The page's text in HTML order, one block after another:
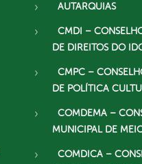
AUTARQUIAS
CMDI –
DE DIREITOS DO
CMPC –
DE POLÍTICA
COMDEMA –
MUNICIPAL DE
COMDICA –